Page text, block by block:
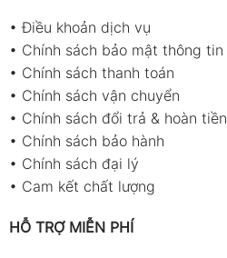
•Điều khoản dịch vụ
• Chính sách bảo mật thông tin
• Chính sách thanh toán
• Chính sách vận chuyển
• Chính sách đổi trả & hoàn tiền
• Chính sách bảo hành
• Chính sách đại lý
• Cam kết chất lượng
HỖ TRỢ MIỄN PHÍ